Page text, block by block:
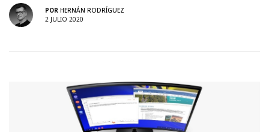
POR HERNÁN RODRÍGUEZ
2 JULIO 2020